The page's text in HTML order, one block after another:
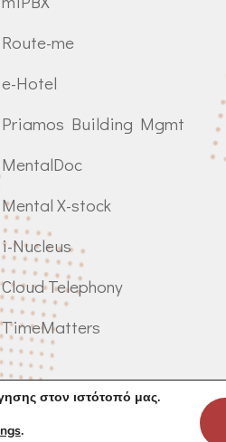
miPBX
Route-me
e-Hotel
Priamos Building Mgmt
MentalDoc
Mental X-stock
i-Nucleus
Cloud Telephony
TimeMatters
στον ιστότοπό μας.
.